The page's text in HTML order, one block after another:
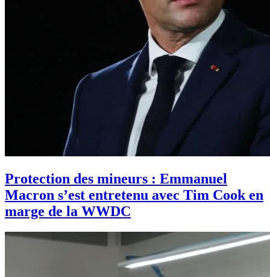
Protection des mineurs : Emmanuel
Macron s’est entretenu avec Tim Cook en
marge de la WWDC